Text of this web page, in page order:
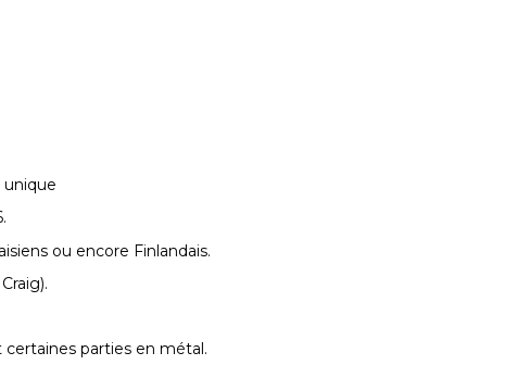
unique
ou encore Finlandais.
parties en métal.